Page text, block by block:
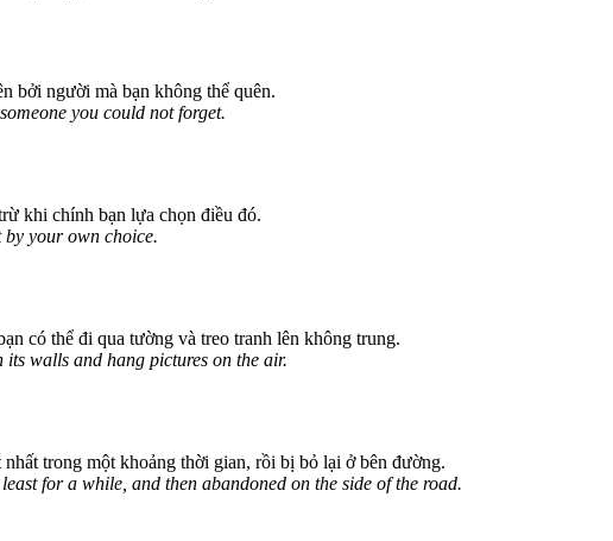
bởi người mà bạn không thể quên.
you could not forget.
khi chính bạn lựa chọn điều đó.
by your own choice.
có thể đi qua tường và treo tranh lên không trung.
its walls and hang pictures on the air.
trong một khoảng thời gian, rồi bị bỏ lại ở bên đường.
for a while, and then abandoned on the side of the road.